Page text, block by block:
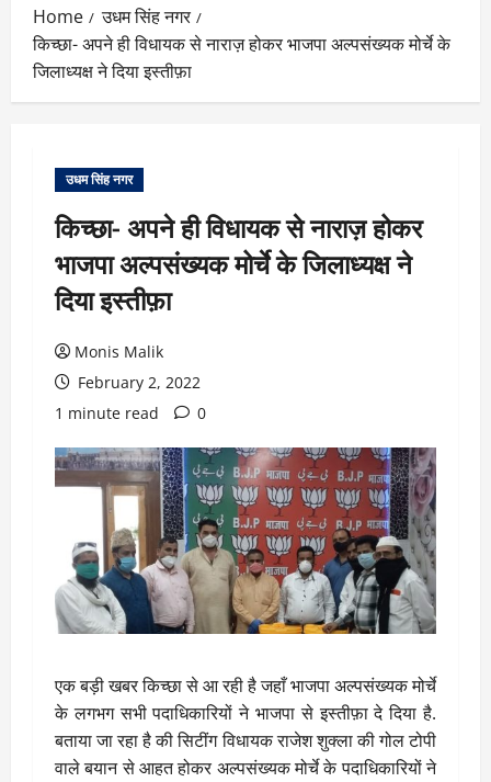
Home
उधम सिंह नगर
किच्छा- अपने ही विधायक से नाराज़ होकर भाजपा अल्पसंख्यक मोर्चे के
जिलाध्यक्ष ने दिया इस्तीफ़ा
उधम सिंह नगर
किच्छा- अपने ही विधायक से नाराज़ होकर
भाजपा अल्पसंख्यक मोर्चे के जिलाध्यक्ष ने
दिया इस्तीफ़ा
Monis Malik
February 2, 2022
1 minute read
0
एक बड़ी खबर किच्छा से आ रही है जहाँ भाजपा अल्पसंख्यक मोर्चे
के लगभग सभी पदाधिकारियों ने भाजपा से इस्तीफ़ा दे दिया है.
बताया जा रहा है की सिटींग विधायक राजेश शुक्ला की गोल टोपी
वाले बयान से आहत होकर अल्पसंख्यक मोर्चे के पदाधिकारियों ने